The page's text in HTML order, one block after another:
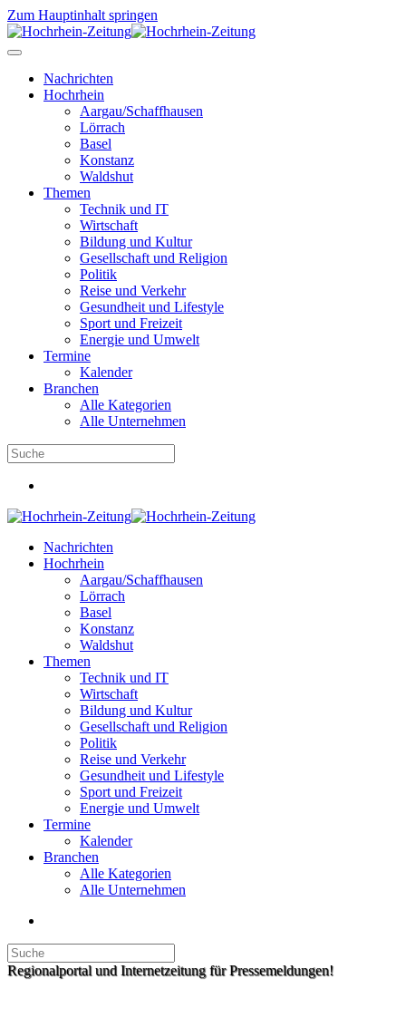
Zum Hauptinhalt springen
Nachrichten
Hochrhein
Aargau/Schaffhausen
Lörrach
Basel
Konstanz
Waldshut
Themen
Technik und IT
Wirtschaft
Bildung und Kultur
Gesellschaft und Religion
Politik
Reise und Verkehr
Gesundheit und Lifestyle
Sport und Freizeit
Energie und Umwelt
Termine
Kalender
Branchen
Alle Kategorien
Alle Unternehmen
Nachrichten
Hochrhein
Aargau/Schaffhausen
Lörrach
Basel
Konstanz
Waldshut
Themen
Technik und IT
Wirtschaft
Bildung und Kultur
Gesellschaft und Religion
Politik
Reise und Verkehr
Gesundheit und Lifestyle
Sport und Freizeit
Energie und Umwelt
Termine
Kalender
Branchen
Alle Kategorien
Alle Unternehmen
Regionalportal und Internetzeitung für Pressemeldungen!